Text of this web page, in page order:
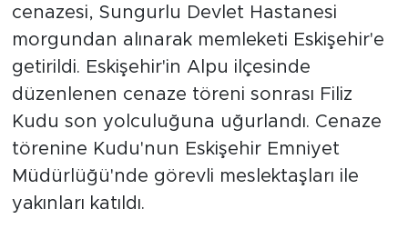
cenazesi, Sungurlu Devlet Hastanesi
morgundan alınarak memleketi Eskişehir'e
getirildi. Eskişehir'in Alpu ilçesinde
düzenlenen cenaze töreni sonrası Filiz
Kudu son yolculuğuna uğurlandı. Cenaze
törenine Kudu'nun Eskişehir Emniyet
Müdürlüğü'nde görevli meslektaşları ile
yakınları katıldı.